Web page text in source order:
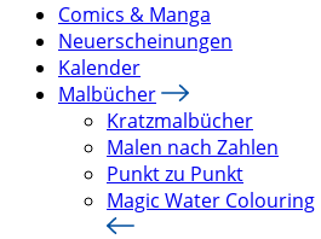
Comics & Manga
Neuerscheinungen
Kalender
Malbücher
Kratzmalbücher
Malen nach Zahlen
Punkt zu Punkt
Magic Water Colouring